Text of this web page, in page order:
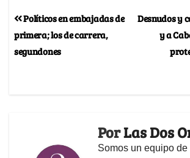
Desnudos y
y a
Políticos en embajadas de
primera; los de carrera,
segundones
PorLas Dos
Somos un equipo